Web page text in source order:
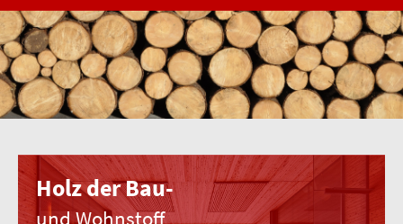
Holz der Bau-
und Wohnstoff